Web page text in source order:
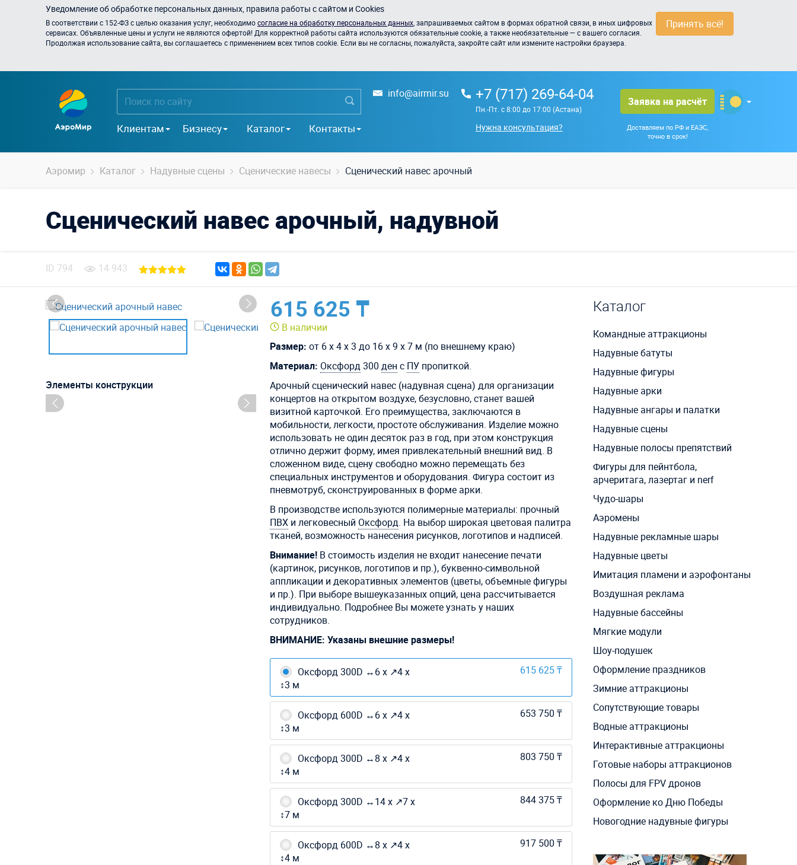
Принять всё!
Уведомление об обработке персональных данных, правила работы с сайтом и Cookies
В соответствии с 152-ФЗ с целью оказания услуг, необходимосогласие на обработку персональных данных , запрашиваемых сайтом в формах обратной связи, в иных цифровых
сервисах. Объявленные цены и услуги не являются офертой! Для корректной работы сайта используются обязательные cookie, а также необязательные — с вашего согласия.
Продолжая использование сайта, вы соглашаетесь с применением всех типов cookie. Если вы не согласны, пожалуйста, закройте сайт или измените настройки браузера.
Клиентам Бизнесу Каталог Контакты
info@airmir.su +7 (717) 269-64-04
Пн.-Пт. с 8:00 до 17:00 (Астана)
Нужна консультация?
Заявка на расчёт
Доставляем по РФ и ЕАЭС,
точно в срок!
Аэромир Каталог Надувные сцены Сценические навесы Сценический навес арочный
Сценический навес арочный, надувной
ID 794 14 943
Элементы конструкции
615 625 ₸
В наличии
Размер: от 6 х 4 х 3 до 16 х 9 х 7 м (по внешнему краю)
Материал: Оксфорд300ден с ПУ пропиткой.
Арочный сценический навес (надувная сцена) для организации
концертов на открытом воздухе, безусловно, станет вашей
визитной карточкой. Его преимущества, заключаются в
мобильности, легкости, простоте обслуживания. Изделие можно
использовать не один десяток раз в год, при этом конструкция
отлично держит форму, имея привлекательный внешний вид. В
сложенном виде, сцену свободно можно перемещать без
специальных инструментов и оборудования. Фигура состоит из
пневмотруб, сконструированных в форме арки.
В производстве используются полимерные материалы: прочный
ПВХ и легковесный Оксфорд. На выбор широкая цветовая палитра
тканей, возможность нанесения рисунков, логотипов и надписей.
Внимание! В стоимость изделия не входит нанесение печати
(картинок, рисунков, логотипов и пр.), буквенно-символьной
аппликации и декоративных элементов (цветы, объемные фигуры
и пр.). При выборе вышеуказанных опций, цена рассчитывается
индивидуально. Подробнее Вы можете узнать у наших
сотрудников.
ВНИМАНИЕ: Указаны внешние размеры!
Оксфорд 300D ↔6 х ↗4 х
↕3 м
615 625 ₸
Оксфорд 600D ↔6 х ↗4 х
↕3 м
653 750 ₸
Оксфорд 300D ↔8 х ↗4 х
↕4 м
803 750 ₸
Оксфорд 300D ↔14 х ↗7 х
↕7 м
844 375 ₸
Оксфорд 600D ↔8 х ↗4 х
↕4 м
917 500 ₸
Каталог
Командные аттракционы
Надувные батуты
Надувные фигуры
Надувные арки
Надувные ангары и палатки
Надувные сцены
Надувные полосы препятствий
Фигуры для пейнтбола,
арчеритага, лазертаг и nerf
Чудо-шары
Аэромены
Надувные рекламные шары
Надувные цветы
Имитация пламени и аэрофонтаны
Воздушная реклама
Надувные бассейны
Мягкие модули
Шоу-подушек
Оформление праздников
Зимние аттракционы
Сопутствующие товары
Водные аттракционы
Интерактивные аттракционы
Готовые наборы аттракционов
Полосы для FPV дронов
Оформление ко Дню Победы
Новогодние надувные фигуры